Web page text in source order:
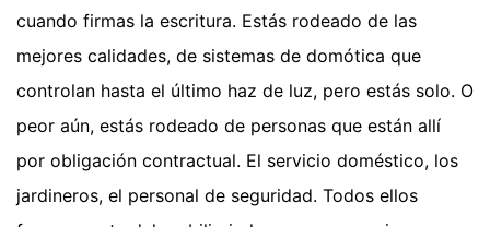
cuando firmas la escritura. Estás rodeado de las
mejores calidades, de sistemas de domótica que
controlan hasta el último haz de luz, pero estás solo. O
peor aún, estás rodeado de personas que están allí
por obligación contractual. El servicio doméstico, los
jardineros, el personal de seguridad. Todos ellos